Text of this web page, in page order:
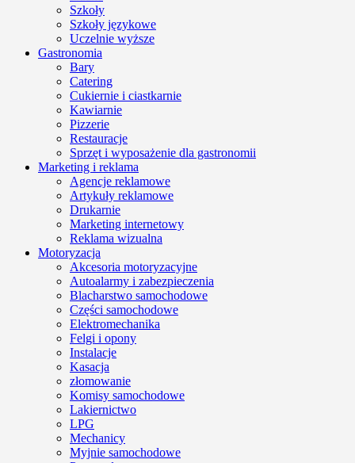
Szkoły
Szkoły językowe
Uczelnie wyższe
Gastronomia
Bary
Catering
Cukiernie i ciastkarnie
Kawiarnie
Pizzerie
Restauracje
Sprzęt i wyposażenie dla gastronomii
Marketing i reklama
Agencje reklamowe
Artykuły reklamowe
Drukarnie
Marketing internetowy
Reklama wizualna
Motoryzacja
Akcesoria motoryzacyjne
Autoalarmy i zabezpieczenia
Blacharstwo samochodowe
Części samochodowe
Elektromechanika
Felgi i opony
Instalacje
Kasacja
złomowanie
Komisy samochodowe
Lakiernictwo
LPG
Mechanicy
Myjnie samochodowe